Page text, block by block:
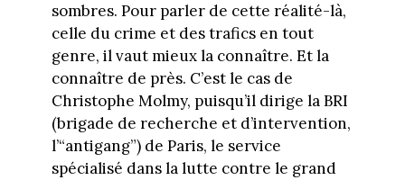
sombres. Pour parler de cette réalité-là,
celle du crime et des trafics en tout
genre, il vaut mieux la connaître. Et la
connaître de près. C’est le cas de
Christophe Molmy, puisqu’il dirige la BRI
(brigade de recherche et d’intervention,
l’“antigang”) de Paris, le service
spécialisé dans la lutte contre le grand